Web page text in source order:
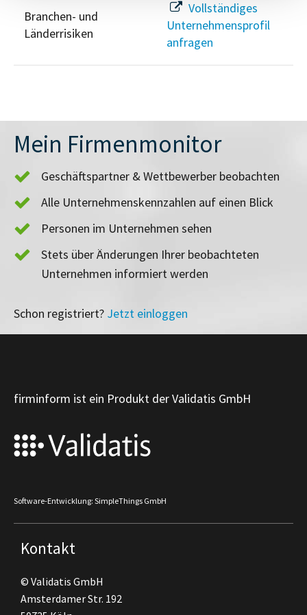
Branchen- und
Länderrisiken
Vollständiges
Unternehmensprofil
anfragen
Mein Firmenmonitor
Geschäftspartner & Wettbewerber beobachten
Alle Unternehmenskennzahlen auf einen Blick
Personen im Unternehmen sehen
Stets über Änderungen Ihrer beobachteten
Unternehmen informiert werden
Schon registriert? Jetzt einloggen
firminform ist ein Produkt der Validatis GmbH
Software-Entwicklung: SimpleThings GmbH
Kontakt
© Validatis GmbH
Amsterdamer Str. 192